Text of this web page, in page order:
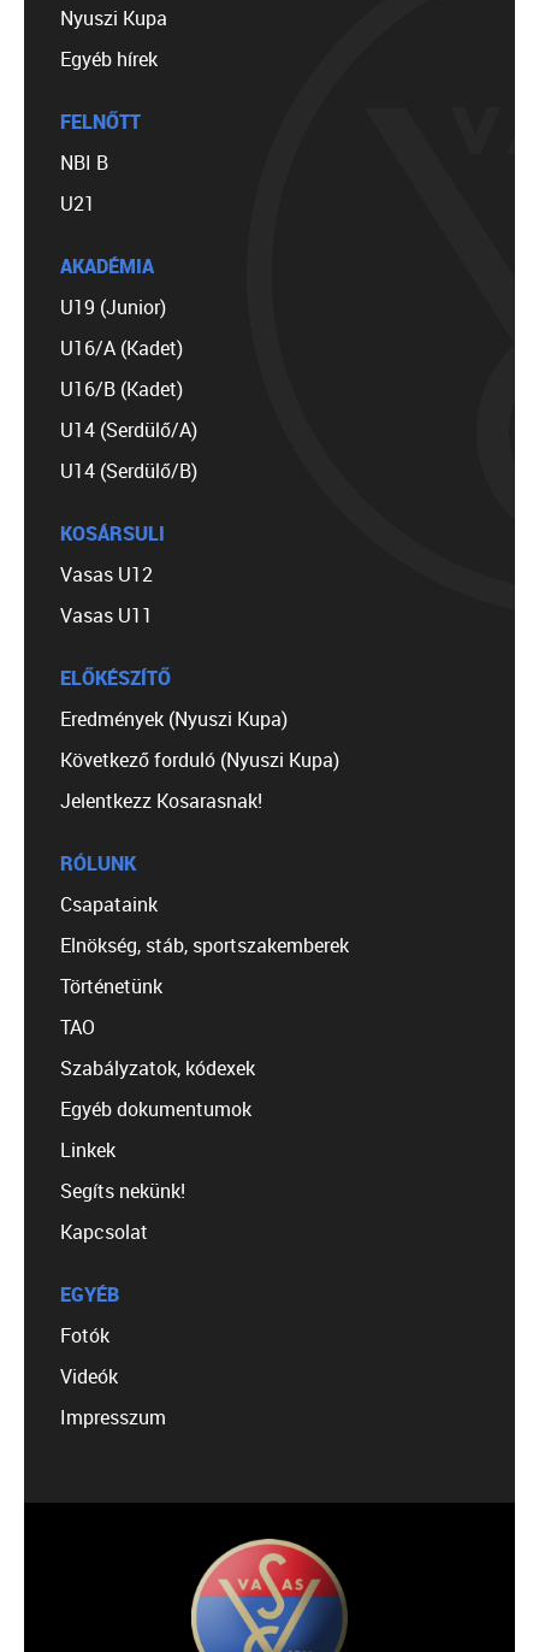
Nyuszi Kupa
Egyéb hírek
FELNŐTT
NBI B
U21
AKADÉMIA
U19 (Junior)
U16/A (Kadet)
U16/B (Kadet)
U14 (Serdülő/A)
U14 (Serdülő/B)
KOSÁRSULI
Vasas U12
Vasas U11
ELŐKÉSZÍTŐ
Eredmények (Nyuszi Kupa)
Következő forduló (Nyuszi Kupa)
Jelentkezz Kosarasnak!
RÓLUNK
Csapataink
Elnökség, stáb, sportszakemberek
Történetünk
TAO
Szabályzatok, kódexek
Egyéb dokumentumok
Linkek
Segíts nekünk!
Kapcsolat
EGYÉB
Fotók
Videók
Impresszum